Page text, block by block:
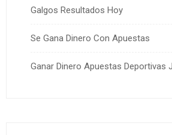
Galgos Resultados Hoy
Se Gana Dinero Con Apuestas
Ganar Dinero Apuestas Deportivas